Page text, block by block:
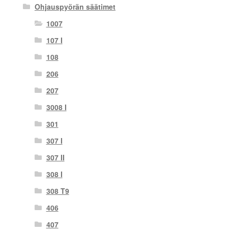
Ohjauspyörän säätimet
1007
107 I
108
206
207
3008 I
301
307 I
307 II
308 I
308 T9
406
407